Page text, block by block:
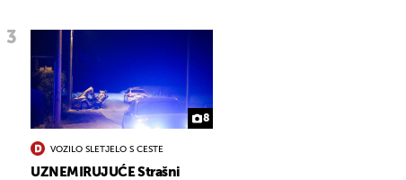
8
VOZILO SLETJELO S CESTE
UZNEMIRUJUĆE Strašni